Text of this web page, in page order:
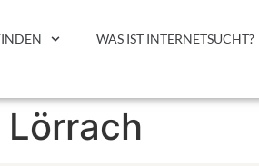
WAS IST INTERNETSUCHT?